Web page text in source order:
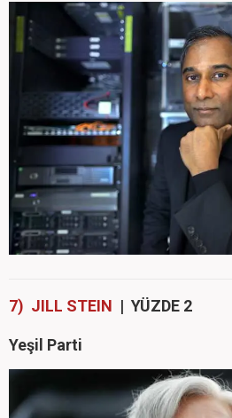
7) JILL STEIN | YÜZDE 2
Yeşil Parti